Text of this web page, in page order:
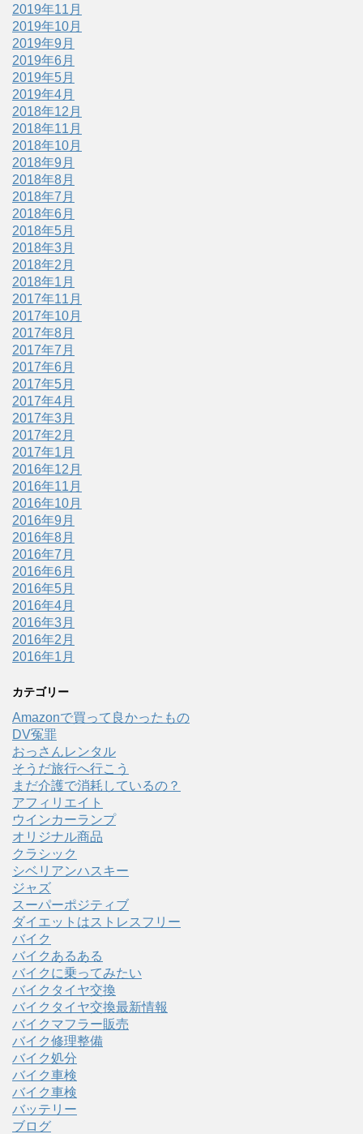
2019年11月
2019年10月
2019年9月
2019年6月
2019年5月
2019年4月
2018年12月
2018年11月
2018年10月
2018年9月
2018年8月
2018年7月
2018年6月
2018年5月
2018年3月
2018年2月
2018年1月
2017年11月
2017年10月
2017年8月
2017年7月
2017年6月
2017年5月
2017年4月
2017年3月
2017年2月
2017年1月
2016年12月
2016年11月
2016年10月
2016年9月
2016年8月
2016年7月
2016年6月
2016年5月
2016年4月
2016年3月
2016年2月
2016年1月
カテゴリー
Amazonで買って良かったもの
DV冤罪
おっさんレンタル
そうだ旅行へ行こう
まだ介護で消耗しているの？
アフィリエイト
ウインカーランプ
オリジナル商品
クラシック
シベリアンハスキー
ジャズ
スーパーポジティブ
ダイエットはストレスフリー
バイク
バイクあるある
バイクに乗ってみたい
バイクタイヤ交換
バイクタイヤ交換最新情報
バイクマフラー販売
バイク修理整備
バイク処分
バイク車検
バイク車検
バッテリー
ブログ